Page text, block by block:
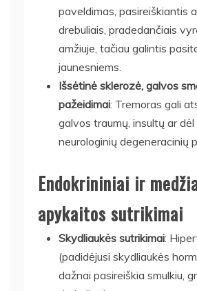
paveldimas, pasireiškiantis
drebuliais, pradedančiais
amžiuje, tačiau galintis
jaunesniems.
Išsėtinė sklerozė, galvos
pažeidimai: Tremoras gali
galvos traumų, insultų ar
neurologinių degeneracinių
Endokrininiai ir
apykaitos sutrikimai
Skydliaukės sutrikimai:
(padidėjusi skydliaukės
dažnai pasireiškia smulkiu,